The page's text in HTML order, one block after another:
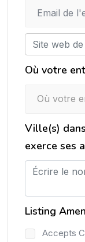
Où votre
Où votre
Ville(s)
exerce ses
Listing
Accepts